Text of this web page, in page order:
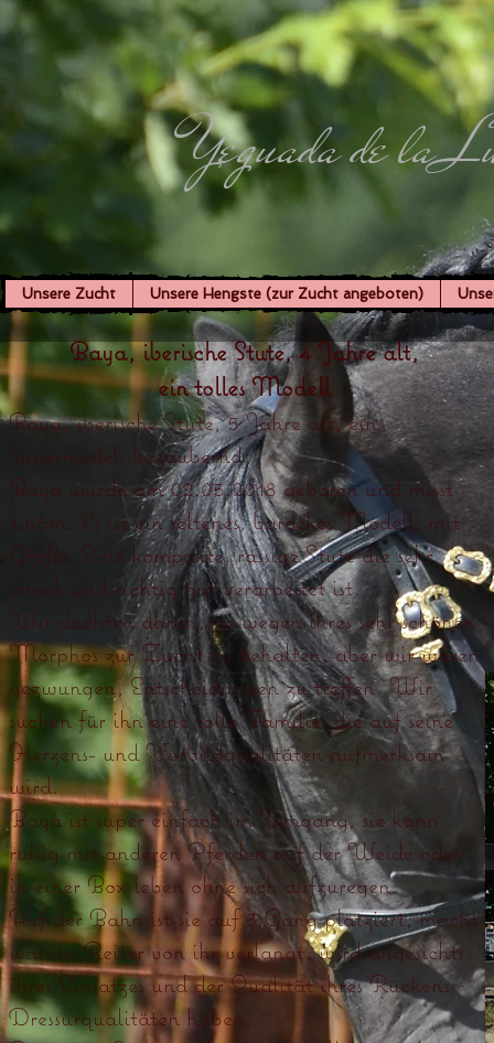
Yeguada de la
Unsere Zucht Unsere Hengste (zur Zucht angeboten)
Baya, iberische Stute, 4 Jahre alt,
ein tolles Modell
Baya, iberische Stute, 5 Jahre alt, ein
Supermodel, bezaubernd
Baya wurde am 02.05.2018 geboren und misst
1,65m. Es ist ein seltenes, barockes Modell, mit
Größe. Eine kompakte, rassige Stute die sehr
schick und richtig gut verarbeitet ist.
Wir dachten daran, sie wegen ihres sehr schönen
Morphos zur Zucht zu behalten, aber wir waren
gezwungen, Entscheidungen zu treffen. Wir
suchen für ihn eine tolle Familie, die auf seine
Herzens- und Vorbildqualitäten aufmerksam
wird.
Baya ist super einfach im Umgang, sie kann
ruhig mit anderen Pferden auf der Weide oder
in einer Box leben ohne sich aufzuregen.
Auf der Bahn ist sie auf 3 Gang platziert, macht
was ihr Reiter von ihr verlangt, wird angesichts
ihres Einsatzes und der Qualität ihres Rückens
Dressurqualitäten haben.